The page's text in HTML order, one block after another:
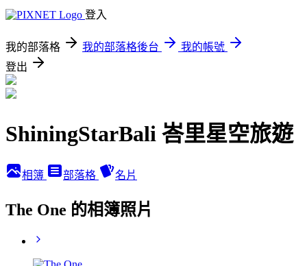
登入
我的部落格 我的部落格後台
我的帳號
登出
ShiningStarBali 峇里星空旅遊
相簿 部落格 名片
The One 的相簿照片